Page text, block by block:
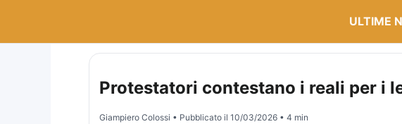
ULTIME
Protestatori contestano i reali per i
Giampiero Colossi • Pubblicato il 10/03/2026• 4 min